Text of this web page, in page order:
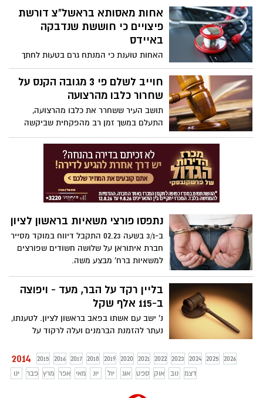
בפשיעה של משטרת ראשל"צ בעקבות תלונה
שנתקבלה לפני כחודש על גניבת 300,000
שקלים במזומן ואקדח בפריצה מתוחכמת
לכספת במשרדי אגד בעיר.
אחות מאסותא בראשל"צ דורשת
פיצויים כי חוששת שנדבקה
באיידס
האחות טוענת כי המנתח גרם בטעות לחתך
באצבעה ולאחר שהתברר כי המנותח הינו
נשא נגיף האיידס היא נזקקה לטיפול תרופתי
מונע שכתוצאה ממנו נגרמו לה נזקים גופניים
חוייב לשלם פי 3 מגובה הקנס על
שחרור כלבו מהרצועה
תושב העיר ששחרר את כלבו מהרצועה,
התעלם במשך זמן רב מהפקחית שביקשה
שיזדהה * מנתוני המוקד העירוני והחברה
לבטחון, עבירות בעלי כלבים הן מהמטרדים
הנפוצים ביותר בקרב תושבי העיר
נתפסו פורצי משאיות בראשון לציון
ב-3/1 בשעה 02.23 התקבל דיווח במוקד מסייר
חברת איתוראן על שלושה חשודים שפורצים
למשאיות ברח' מבצע משה.
בליין רקד על הבר, מעד - ויפוצה
ב-115 אלף שקל
נ' ישב עם אשתו בפאב בראשון לציון. לטענתו,
נעתר להזמנת הברמנים ועלה לרקוד על
הוא תבע את ההנהלה וזכה לפיצוי הגבוה2014 2015 2016 2017 2018 2019 2020 2021 2022 2023 2024 2025
2026
ינו
פבר מרץ אפר מאי יונ יול אוג ספט אוק נוב דצמ